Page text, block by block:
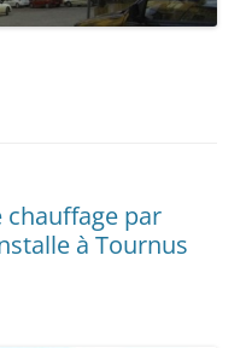
par
à Tournus